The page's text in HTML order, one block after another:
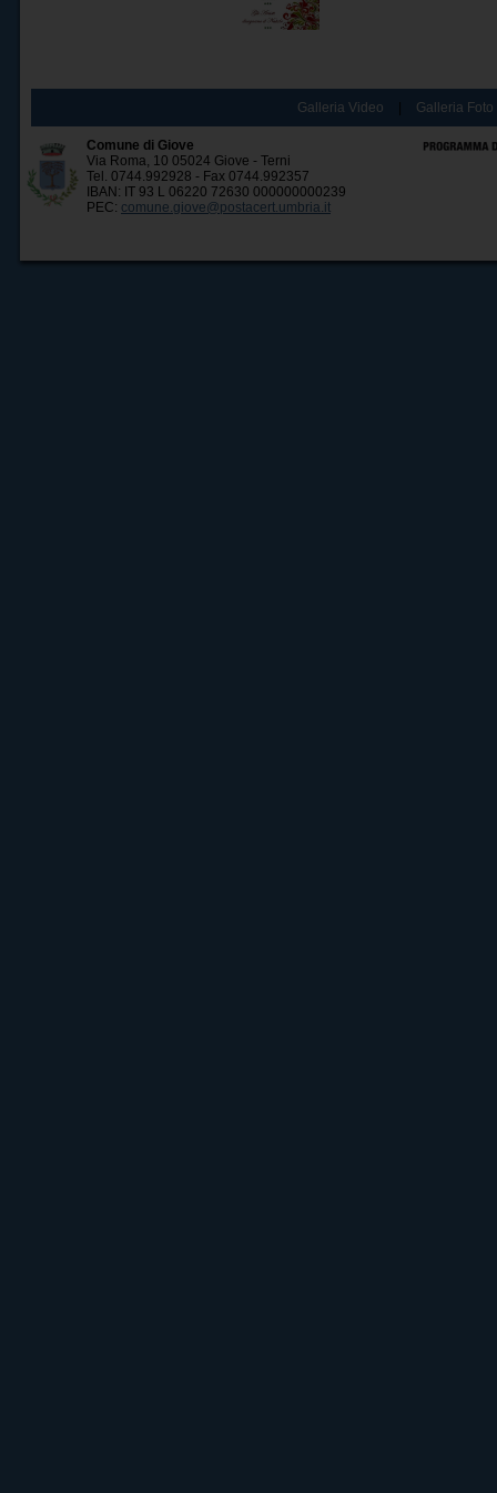
Galleria Video Galleria Foto
Comune di Giove
Via Roma, 10 05024 Giove - Terni
Tel. 0744.992928 - Fax 0744.992357
IBAN: IT 93 L 06220 72630 000000000239
PEC: comune.giove@postacert.umbria.it